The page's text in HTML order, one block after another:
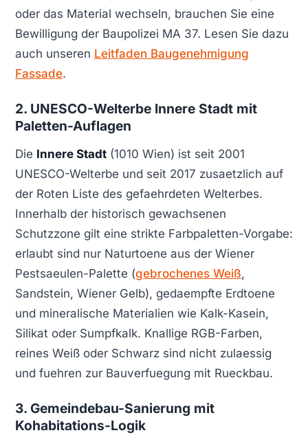
oder das Material wechseln, brauchen Sie eine
Bewilligung der Baupolizei MA 37. Lesen Sie dazu
auch unseren Leitfaden Baugenehmigung
Fassade.
2. UNESCO-Welterbe Innere Stadt mit
Paletten-Auflagen
Die Innere Stadt (1010 Wien) ist seit 2001
UNESCO-Welterbe und seit 2017 zusaetzlich auf
der Roten Liste des gefaehrdeten Welterbes.
Innerhalb der historisch gewachsenen
Schutzzone gilt eine strikte Farbpaletten-Vorgabe:
erlaubt sind nur Naturtoene aus der Wiener
Pestsaeulen-Palette (gebrochenes Weiß,
Sandstein, Wiener Gelb), gedaempfte Erdtoene
und mineralische Materialien wie Kalk-Kasein,
Silikat oder Sumpfkalk. Knallige RGB-Farben,
reines Weiß oder Schwarz sind nicht zulaessig
und fuehren zur Bauverfuegung mit Rueckbau.
3. Gemeindebau-Sanierung mit
Kohabitations-Logik